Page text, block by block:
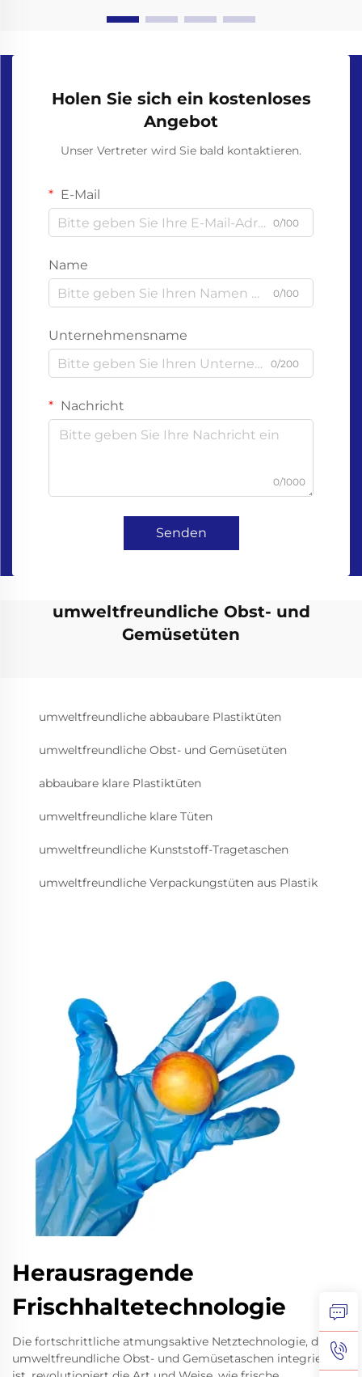
Holen Sie sich ein kostenloses
Angebot
Unser Vertreter wird Sie bald kontaktieren.
E-Mail
0/100
Name
0/100
Unternehmensname
0/200
Nachricht
0/1000
Senden
umweltfreundliche Obst- und
Gemüsetüten
umweltfreundliche abbaubare Plastiktüten
umweltfreundliche Obst- und Gemüsetüten
abbaubare klare Plastiktüten
umweltfreundliche klare Tüten
umweltfreundliche Kunststoff-Tragetaschen
umweltfreundliche Verpackungstüten aus Plastik
Herausragende
Frischhaltetechnologie
Die fortschrittliche atmungsaktive Netztechnologie, die in
umweltfreundliche Obst- und Gemüsetaschen integriert